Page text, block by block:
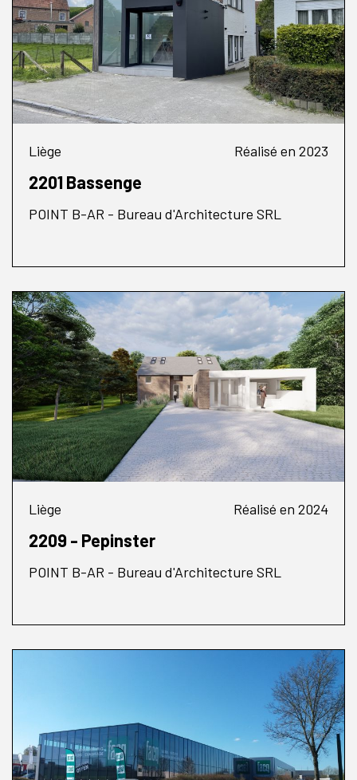
Liège Réalisé en 2023
2201 Bassenge
POINT B-AR - Bureau d'Architecture SRL
Liège Réalisé en 2024
2209 - Pepinster
POINT B-AR - Bureau d'Architecture SRL